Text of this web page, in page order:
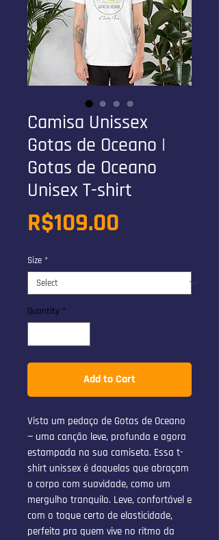
Camisa Unissex
Gotas de Oceano |
Gotas de Oceano
Unisex T-shirt
R$109.00
Size *
Quantity *
Add to Cart
Vista um pedaço de Gotas de Oceano
— uma canção leve, profunda e agora
estampada na sua camiseta. Essa t-
shirt unissex é daquelas que abraçam
o corpo com suavidade, como um
mergulho tranquilo. Leve, confortável e
com o toque certo de elasticidade,
perfeita pra quem vive no ritmo da